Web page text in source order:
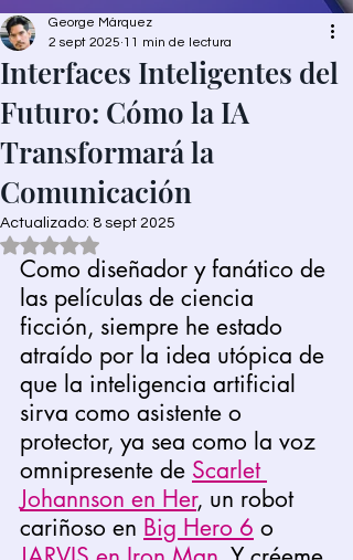
Interfaces Inteligentes del
Futuro: Cómo la IA
Transformará la
Comunicación
George Márquez
2 sept 2025 11 min de lectura
Actualizado: 8 sept 2025
Obtuvo NaN de 5 estrellas.
Como diseñador y fanático de
las películas de ciencia
ficción, siempre he estado
atraído por la idea utópica de
que la inteligencia artificial
sirva como asistente o
protector, ya sea como la voz
omnipresente de Scarlet
Johannson en Her, un robot
cariñoso en Big Hero 6 o